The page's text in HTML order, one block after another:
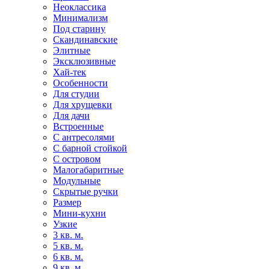
Неоклассика
Минимализм
Под старину
Скандинавские
Элитные
Эксклюзивные
Хай-тек
Особенности
Для студии
Для хрущевки
Для дачи
Встроенные
С антресолями
С барной стойкой
С островом
Малогабаритные
Модульные
Скрытые ручки
Размер
Мини-кухни
Узкие
3 кв. м.
5 кв. м.
6 кв. м.